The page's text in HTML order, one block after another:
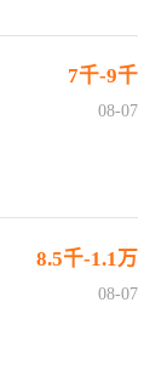
7千-9千
08-07
8.5千-1.1万
08-07